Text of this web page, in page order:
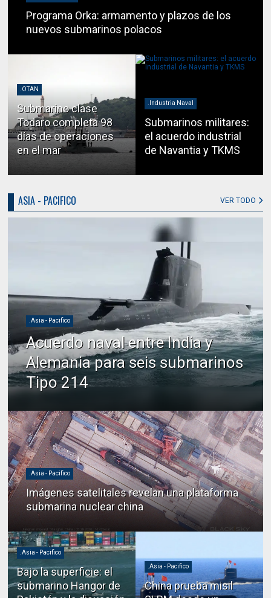
Programa Orka: armamento y plazos de los
nuevos submarinos polacos
.OTAN
Submarino clase
Todaro completa 98
días de operaciones
en el mar
.Industria Naval
Submarinos militares:
el acuerdo industrial
de Navantia y TKMS
ASIA - PACIFICO VER TODO
.Asia - Pacifico
Acuerdo naval entre India y
Alemania para seis submarinos
Tipo 214
.Asia - Pacifico
Imágenes satelitales revelan una plataforma
submarina nuclear china
.Asia - Pacifico
Bajo la superficie: el
submarino Hangor de
.Asia - Pacifico
China prueba misil